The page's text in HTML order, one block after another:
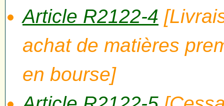
Article R2122-4
achat de matières
en bourse]